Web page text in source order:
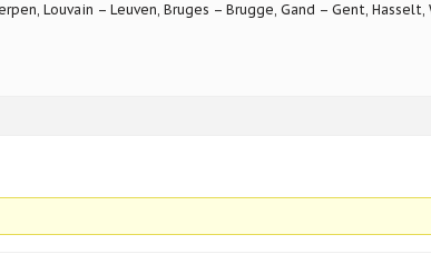
Louvain – Leuven, Bruges – Brugge, Gand – Gent, Hasselt,